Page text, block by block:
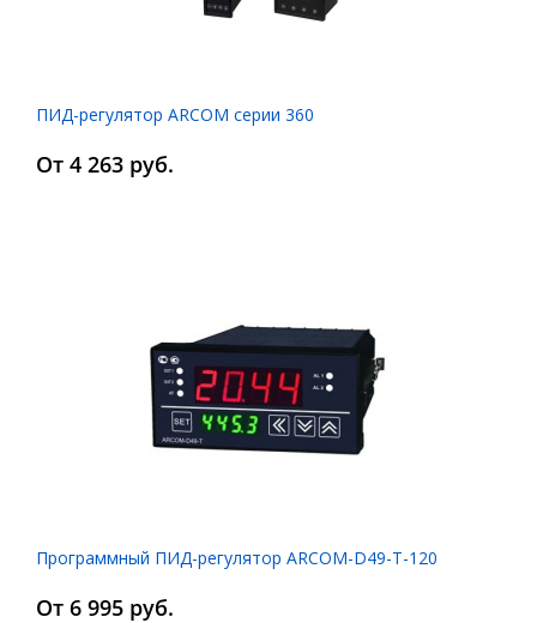
ПИД-регулятор ARCOM серии 360
От 4 263 руб.
Программный ПИД-регулятор ARCOM-D49-T-120
От 6 995 руб.